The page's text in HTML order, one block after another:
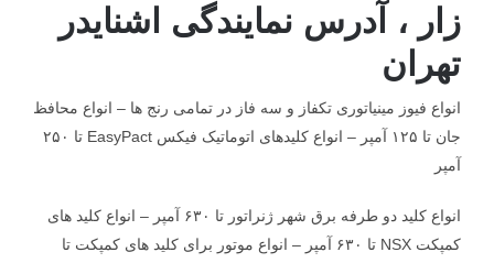
زار ، آدرس نمایندگی اشنایدر
تهران
انواع فیوز مینیاتوری تکفاز و سه فاز در تمامی رنج ها – انواع محافظ
جان تا ۱۲۵ آمپر – انواع کلیدهای اتوماتیک فیکس EasyPact تا ۲۵۰
آمپر
انواع کلید دو طرفه برق شهر ژنراتور تا ۶۳۰ آمپر – انواع کلید های
کمپکت NSX تا ۶۳۰ آمپر – انواع موتور برای کلید های کمپکت تا